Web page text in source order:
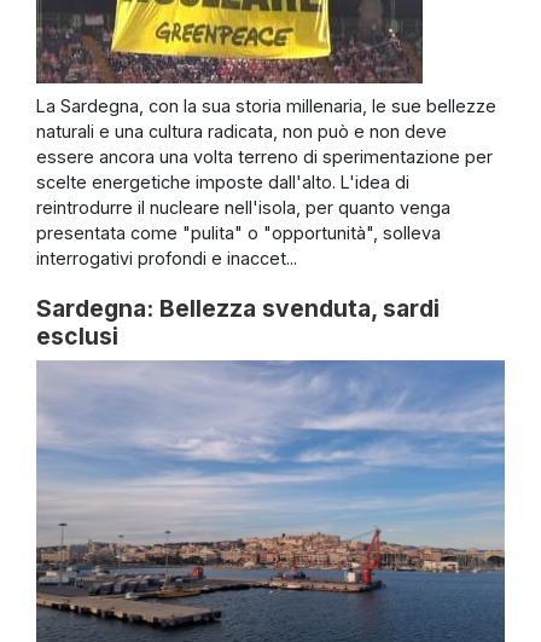
La Sardegna, con la sua storia millenaria, le sue bellezze
naturali e una cultura radicata, non può e non deve
essere ancora una volta terreno di sperimentazione per
scelte energetiche imposte dall'alto. L'idea di
reintrodurre il nucleare nell'isola, per quanto venga
presentata come "pulita" o "opportunità", solleva
interrogativi profondi e inaccet...
Sardegna: Bellezza svenduta, sardi
esclusi